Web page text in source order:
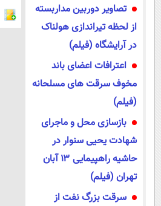
تصاویر دوربین مداربسته
از لحظه تیراندازی هولناک
در آرایشگاه (فیلم)
اعترافات اعضای باند
مخوف سرقت های مسلحانه
(فیلم)
بازسازی محل و ماجرای
شهادت یحیی سنوار در
حاشیه راهپیمایی ۱۳ آبان
تهران (فیلم)
سرقت بزرگ نفت از